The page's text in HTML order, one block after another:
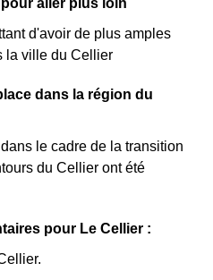
aller plus loin
d'avoir de plus amples
la ville du Cellier
dans la région du
le cadre de la transition
du Cellier ont été
pour Le Cellier :